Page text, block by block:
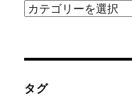
カ
ー
タグ